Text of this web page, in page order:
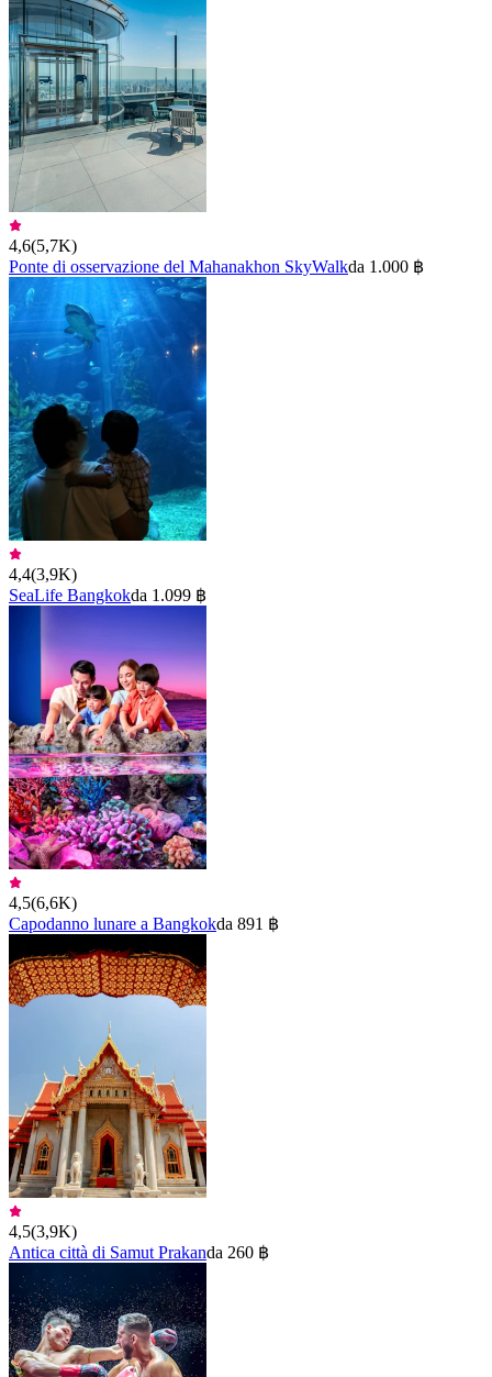
4,6(5,7K)
Ponte di osservazione del Mahanakhon SkyWalkda 1.000 ฿
4,4(3,9K)
SeaLife Bangkokda 1.099 ฿
4,5(6,6K)
Capodanno lunare a Bangkokda 891 ฿
4,5(3,9K)
Antica città di Samut Prakanda 260 ฿